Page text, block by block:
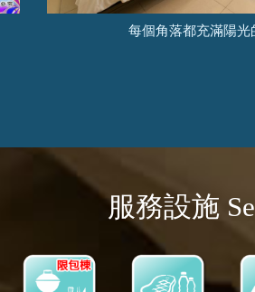
每個角落都充滿陽光
服務設施